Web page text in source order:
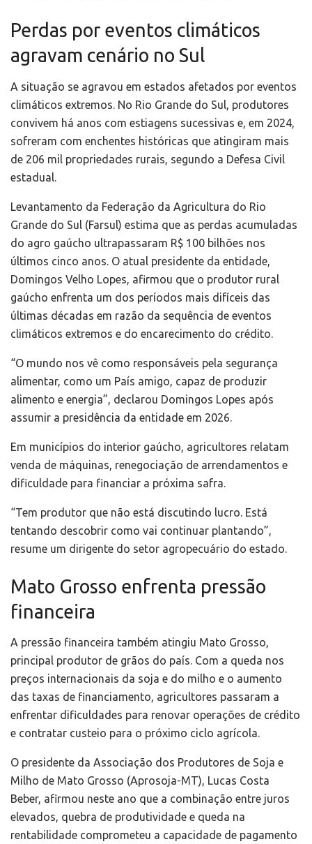
Perdas por eventos climáticos
agravam cenário no Sul
A situação se agravou em estados afetados por eventos
climáticos extremos. No Rio Grande do Sul, produtores
convivem há anos com estiagens sucessivas e, em 2024,
sofreram com enchentes históricas que atingiram mais
de 206 mil propriedades rurais, segundo a Defesa Civil
estadual.
Levantamento da Federação da Agricultura do Rio
Grande do Sul (Farsul) estima que as perdas acumuladas
do agro gaúcho ultrapassaram R$ 100 bilhões nos
últimos cinco anos. O atual presidente da entidade,
Domingos Velho Lopes, afirmou que o produtor rural
gaúcho enfrenta um dos períodos mais difíceis das
últimas décadas em razão da sequência de eventos
climáticos extremos e do encarecimento do crédito.
“O mundo nos vê como responsáveis pela segurança
alimentar, como um País amigo, capaz de produzir
alimento e energia”, declarou Domingos Lopes após
assumir a presidência da entidade em 2026.
Em municípios do interior gaúcho, agricultores relatam
venda de máquinas, renegociação de arrendamentos e
dificuldade para financiar a próxima safra.
“Tem produtor que não está discutindo lucro. Está
tentando descobrir como vai continuar plantando”,
resume um dirigente do setor agropecuário do estado.
Mato Grosso enfrenta pressão
financeira
A pressão financeira também atingiu Mato Grosso,
principal produtor de grãos do país. Com a queda nos
preços internacionais da soja e do milho e o aumento
das taxas de financiamento, agricultores passaram a
enfrentar dificuldades para renovar operações de crédito
e contratar custeio para o próximo ciclo agrícola.
O presidente da Associação dos Produtores de Soja e
Milho de Mato Grosso (Aprosoja-MT), Lucas Costa
Beber, afirmou neste ano que a combinação entre juros
elevados, quebra de produtividade e queda na
rentabilidade comprometeu a capacidade de pagamento